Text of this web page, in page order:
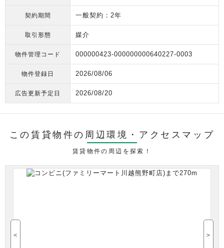
契約期間 一般契約：2年
取引形態 媒介
物件管理コード 000000423-000000000640227-0003
物件登録日 2026/08/06
広告更新予定日 2026/08/20
この賃貸物件の周辺環境・ アクセスマップ
賃貸物件の周辺を探索！
＜ ＞